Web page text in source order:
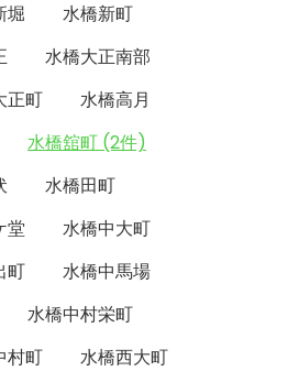
堀
水橋新町
水橋大正南部
正町
水橋高月
水橋舘町 (2件)
水橋田町
堂
水橋中大町
町
水橋中馬場
水橋中村栄町
村町
水橋西大町